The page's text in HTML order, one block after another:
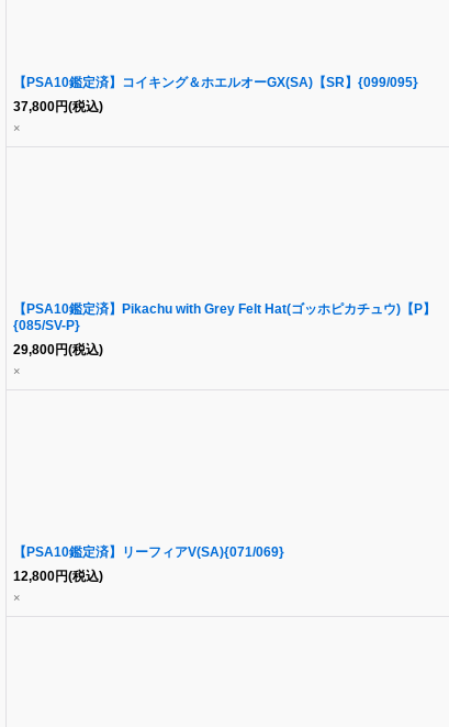
【PSA10鑑定済】コイキング＆ホエルオーGX(SA)【SR】{099/095}
37,800円(税込)
×
【PSA10鑑定済】Pikachu with Grey Felt Hat(ゴッホピカチュウ)【P】
{085/SV-P}
29,800円(税込)
×
【PSA10鑑定済】リーフィアV(SA){071/069}
12,800円(税込)
×